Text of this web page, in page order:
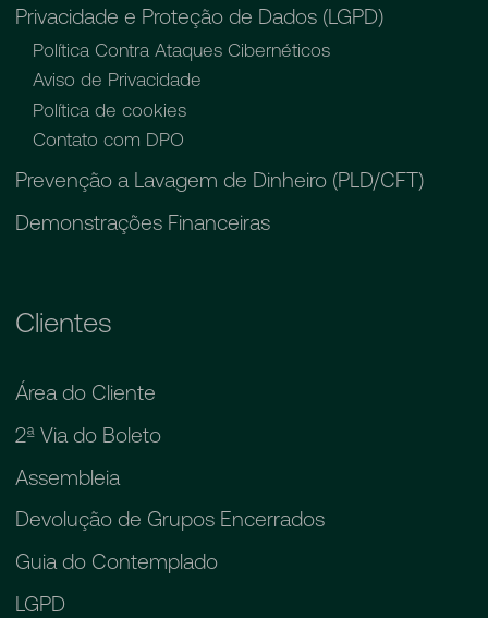
Privacidade e Proteção de Dados (LGPD)
Política Contra Ataques Cibernéticos
Aviso de Privacidade
Política de cookies
Contato com DPO
Prevenção a Lavagem de Dinheiro (PLD/CFT)
Demonstrações Financeiras
Clientes
Área do Cliente
2ª Via do Boleto
Assembleia
Devolução de Grupos Encerrados
Guia do Contemplado
LGPD